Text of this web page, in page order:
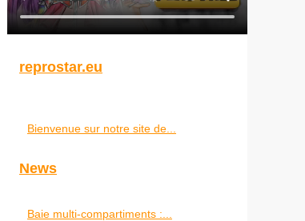
reprostar.eu
Bienvenue sur notre site de...
News
Baie multi-compartiments :...